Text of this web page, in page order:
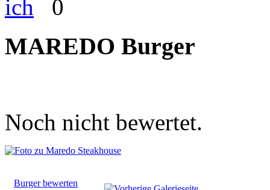
0
MAREDO Burger
Noch nicht bewertet.
Burger bewerten